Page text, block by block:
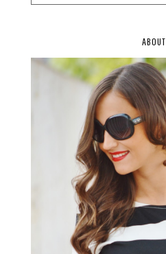
ABOUT